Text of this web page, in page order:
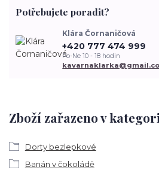
Zboží zařazeno v
Dorty bezlepkové
Banán v čokoládě
Potřebujete poradit?
Klára Čornaničová
+420 777 474 999
Po-Ne 10 - 18 hodin